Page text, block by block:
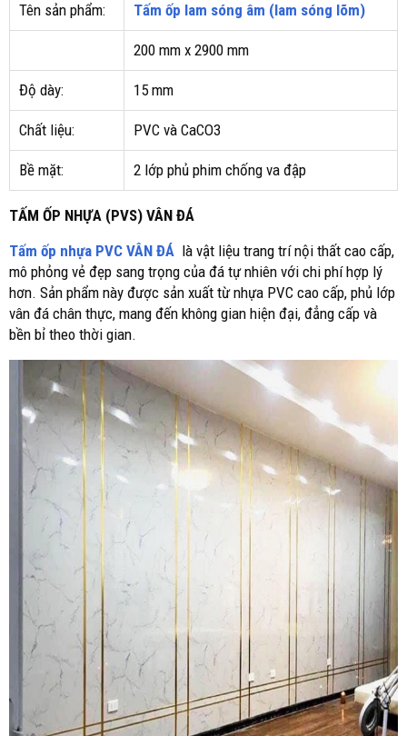
Tên sản phẩm: Tấm ốp lam sóng âm (lam sóng lõm)
200 mm x 2900 mm
Độ dày: 15 mm
Chất liệu: PVC và CaCO3
Bề mặt: 2 lớp phủ phim chống va đập
TẤM ỐP NHỰA (PVS) VÂN ĐÁ
Tấm ốp nhựa PVC VÂN ĐÁ là vật liệu trang trí nội thất cao cấp,
mô phỏng vẻ đẹp sang trọng của đá tự nhiên với chi phí hợp lý
hơn. Sản phẩm này được sản xuất từ nhựa PVC cao cấp, phủ lớp
vân đá chân thực, mang đến không gian hiện đại, đẳng cấp và
bền bỉ theo thời gian.